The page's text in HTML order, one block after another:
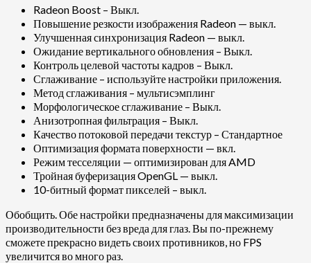
Radeon Boost – Выкл.
Повышение резкости изображения Radeon — выкл.
Улучшенная синхронизация Radeon — выкл.
Ожидание вертикального обновления – Выкл.
Контроль целевой частоты кадров – Выкл.
Сглаживание – используйте настройки приложения.
Метод сглаживания – мультисэмплинг
Морфологическое сглаживание – Выкл.
Анизотропная фильтрация – Выкл.
Качество потоковой передачи текстур – Стандартное
Оптимизация формата поверхности — вкл.
Режим тесселяции — оптимизирован для AMD
Тройная буферизация OpenGL — выкл.
10-битный формат пикселей – выкл.
Обобщить. Обе настройки предназначены для максимизации
производительности без вреда для глаз. Вы по-прежнему
сможете прекрасно видеть своих противников, но FPS
увеличится во много раз.